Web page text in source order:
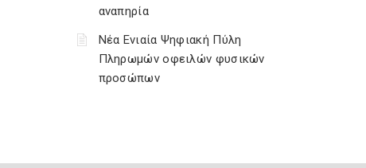
αναπηρία
Νέα Ενιαία Ψηφιακή Πύλη
Πληρωμών οφειλών φυσικών
προσώπων